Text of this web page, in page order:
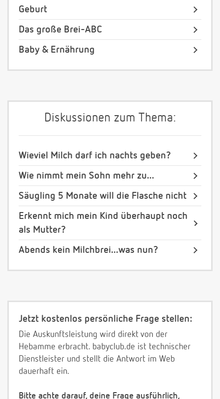
Geburt
Das große Brei-ABC
Baby & Ernährung
Diskussionen zum Thema:
Wieviel Milch darf ich nachts geben?
Wie nimmt mein Sohn mehr zu...
Säugling 5 Monate will die Flasche nicht
Erkennt mich mein Kind überhaupt noch
als Mutter?
Abends kein Milchbrei...was nun?
Jetzt kostenlos persönliche Frage stellen:
Die Auskunftsleistung wird direkt von der
Hebamme erbracht. babyclub.de ist technischer
Dienstleister und stellt die Antwort im Web
dauerhaft ein.
Bitte achte darauf, deine Frage ausführlich,